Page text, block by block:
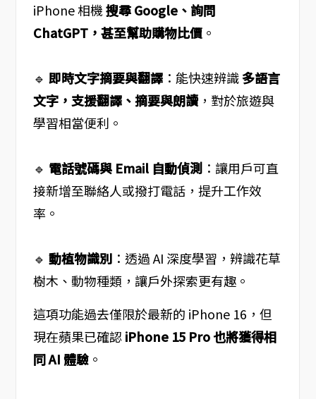
iPhone 相機搜尋 Google、詢問
ChatGPT，甚至幫助購物比價。
🔹 即時文字摘要與翻譯：能快速辨識多語言
文字，支援翻譯、摘要與朗讀，對於旅遊與
學習相當便利。
🔹 電話號碼與 Email 自動偵測：讓用戶可直
接新增至聯絡人或撥打電話，提升工作效
率。
🔹 動植物識別：透過 AI 深度學習，辨識花草
樹木、動物種類，讓戶外探索更有趣。
這項功能過去僅限於最新的 iPhone 16，但
現在蘋果已確認iPhone 15 Pro 也將獲得相
同 AI 體驗。